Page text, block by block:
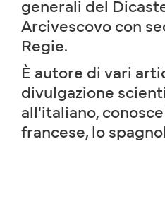
generali del
Arcivescovo con
Regie.
È autore di vari
divulgazione
all'italiano,
francese, lo